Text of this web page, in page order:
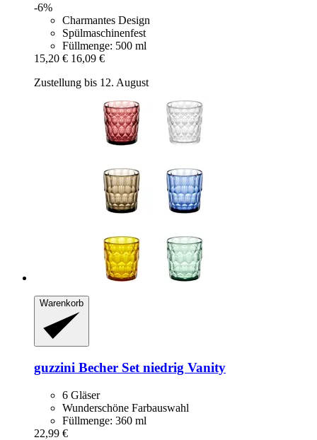
-6%
Charmantes Design
Spülmaschinenfest
Füllmenge: 500 ml
15,20 € 16,09 €
Zustellung bis 12. August
Warenkorb
guzzini Becher Set niedrig Vanity
6 Gläser
Wunderschöne Farbauswahl
Füllmenge: 360 ml
22,99 €